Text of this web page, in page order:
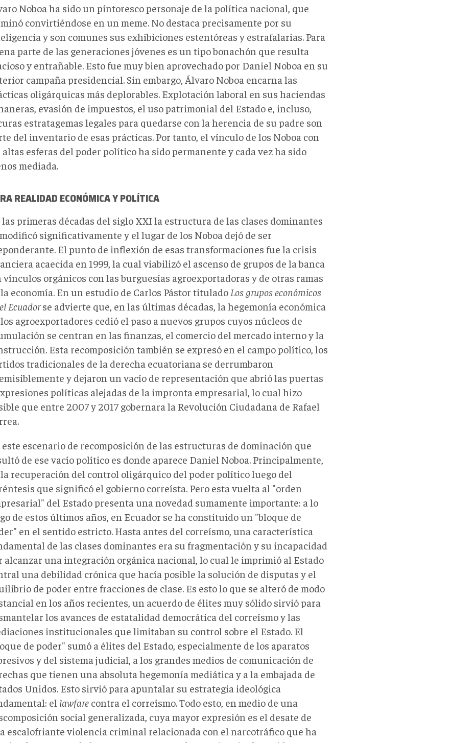
Noboa ha sido un pintoresco personaje de la política nacional, que
convirtiéndose en un meme. No destaca precisamente por su
y son comunes sus exhibiciones estentóreas y estrafalarias. Para
parte de las generaciones jóvenes es un tipo bonachón que resulta
y entrañable. Esto fue muy bien aprovechado por Daniel Noboa en su
campaña presidencial. Sin embargo, Álvaro Noboa encarna las
oligárquicas más deplorables. Explotación laboral en sus haciendas
evasión de impuestos, el uso patrimonial del Estado e, incluso,
estratagemas legales para quedarse con la herencia de su padre son
del inventario de esas prácticas. Por tanto, el vínculo de los Noboa con
altas esferas del poder político ha sido permanente y cada vez ha sido
mediada.
REALIDAD ECONÓMICA Y POLÍTICA
las primeras décadas del siglo XXI la estructura de las clases dominantes
significativamente y el lugar de los Noboa dejó de ser
El punto de inflexión de esas transformaciones fue la crisis
acaecida en 1999, la cual viabilizó el ascenso de grupos de la banca
vínculos orgánicos con las burguesías agroexportadoras y de otras ramas
economía. En un estudio de Carlos Pástor titulado Los grupos económicos
Ecuadorse advierte que, en las últimas décadas, la hegemonía económica
agroexportadores cedió el paso a nuevos grupos cuyos núcleos de
se centran en las finanzas, el comercio del mercado interno y la
Esta recomposición también se expresó en el campo político, los
tradicionales de la derecha ecuatoriana se derrumbaron
y dejaron un vacío de representación que abrió las puertas
políticas alejadas de la impronta empresarial, lo cual hizo
que entre 2007 y 2017 gobernara la Revolución Ciudadana de Rafael
este escenario de recomposición de las estructuras de dominación que
de ese vacío político es donde aparece Daniel Noboa. Principalmente,
recuperación del control oligárquico del poder político luego del
que significó el gobierno correísta. Pero esta vuelta al "orden
del Estado presenta una novedad sumamente importante: a lo
de estos últimos años, en Ecuador se ha constituido un "bloque de
en el sentido estricto. Hasta antes del correísmo, una característica
de las clases dominantes era su fragmentación y su incapacidad
alcanzar una integración orgánica nacional, lo cual le imprimió al Estado
una debilidad crónica que hacía posible la solución de disputas y el
de poder entre fracciones de clase. Es esto lo que se alteró de modo
en los años recientes, un acuerdo de élites muy sólido sirvió para
los avances de estatalidad democrática del correísmo y las
institucionales que limitaban su control sobre el Estado. El
de poder" sumó a élites del Estado, especialmente de los aparatos
y del sistema judicial, a los grandes medios de comunicación de
que tienen una absoluta hegemonía mediática y a la embajada de
Unidos. Esto sirvió para apuntalar su estrategia ideológica
el lawfare contra el correísmo. Todo esto, en medio de una
social generalizada, cuya mayor expresión es el desate de
escalofriante violencia criminal relacionada con el narcotráfico que ha